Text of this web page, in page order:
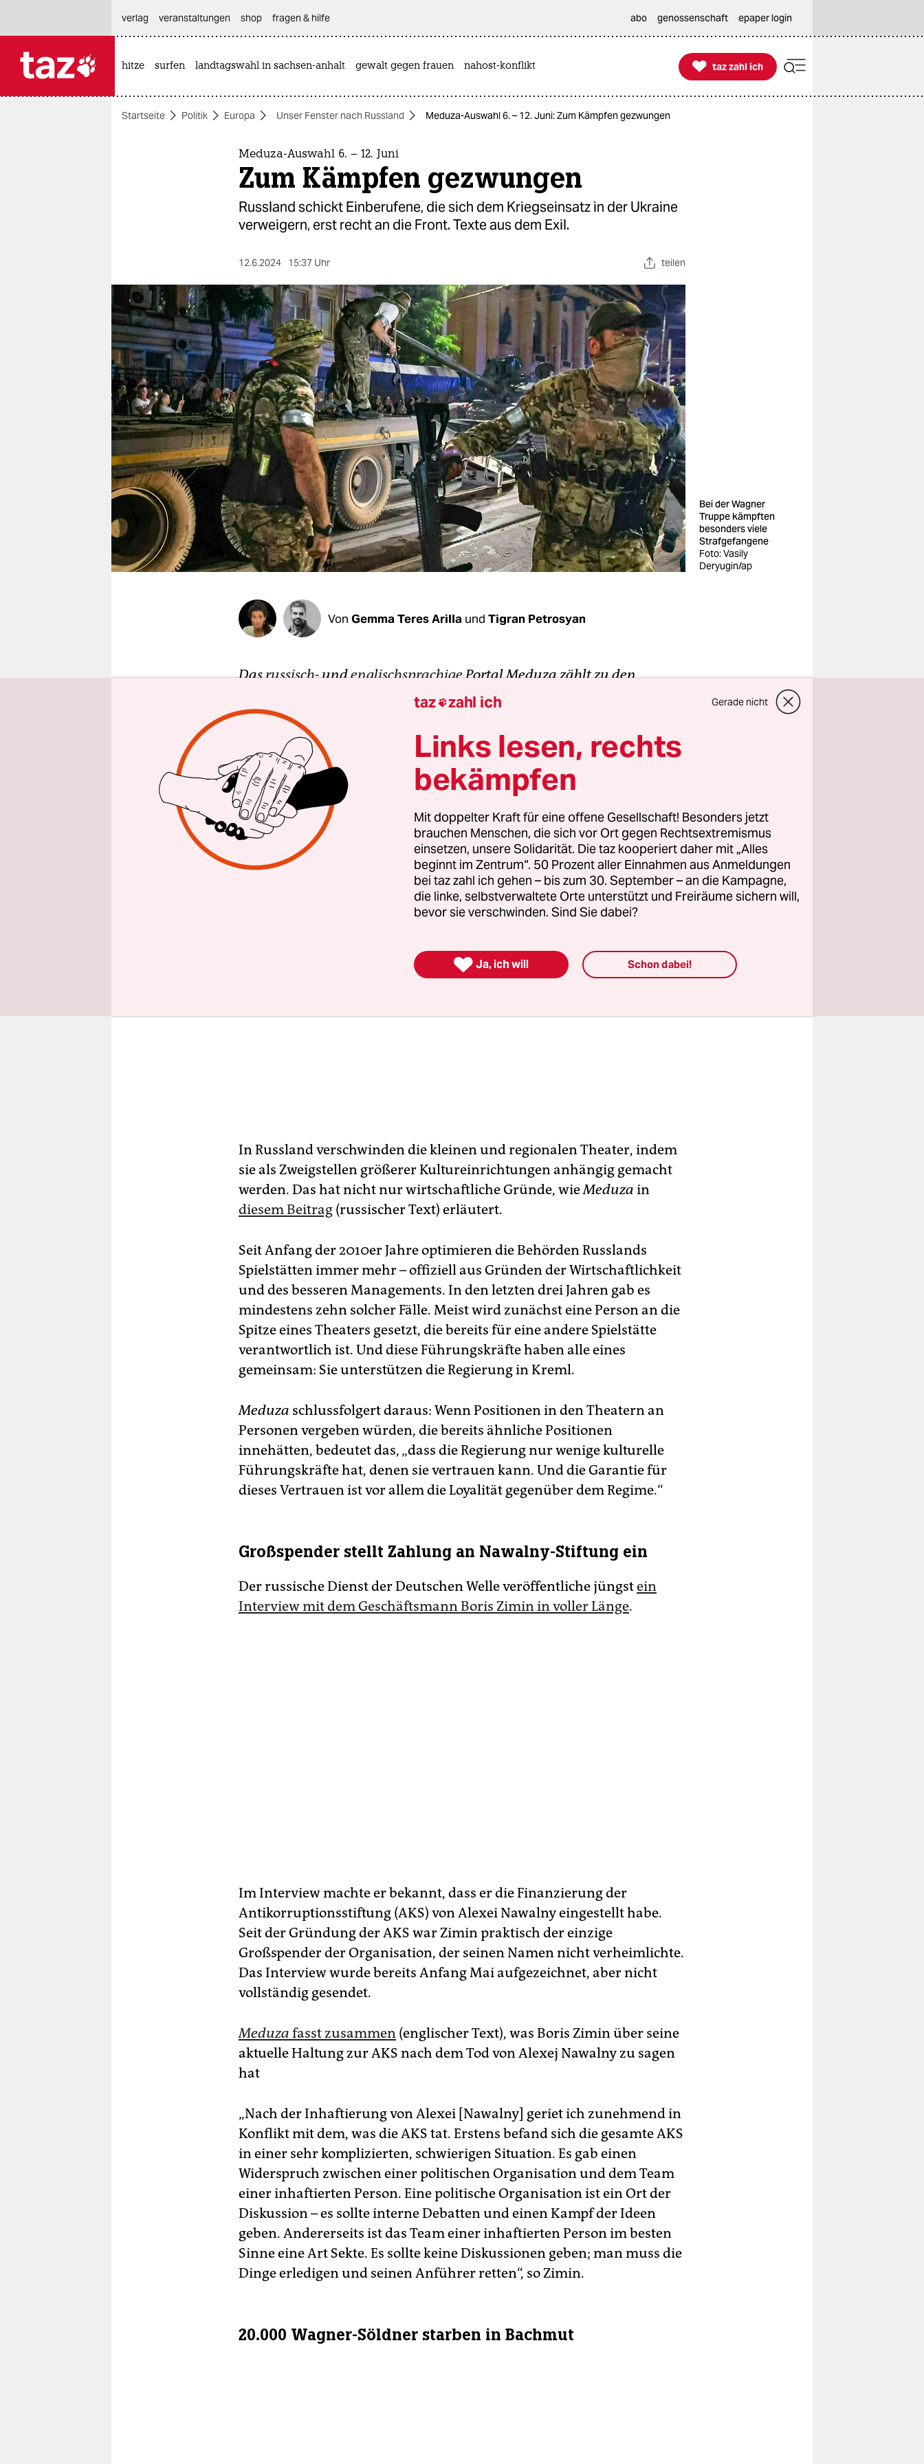
themen
berlin
nord
wahrheit
verlag
verlag
veranstaltungen
shop
fragen & hilfe
unterstützen
abo
verlag
veranstaltungen shop fragen & hilfe abo genossenschaft epaper login
hitze surfen landtagswahl in sachsen-anhalt gewalt gegen frauen nahost-konflikt 
taz zahl ich
taz zahl ich
Startseite Politik Europa Unser Fenster nach Russland Meduza-Auswahl 6. – 12. Juni: Zum Kämpfen gezwungen
Meduza-Auswahl 6. – 12. Juni
Zum Kämpfen gezwungen
Russland schickt Einberufene, die sich dem Kriegseinsatz in der Ukraine
verweigern, erst recht an die Front. Texte aus dem Exil.
12.6.2024 15:37 Uhr teilen
Bei der Wagner
Truppe kämpften
besonders viele
Strafgefangene
Foto: Vasily
Deryugin/ap
Von Gemma Teres Arilla und Tigran Petrosyan
Dasrussisch- undenglischsprachigePortal Meduza zählt zu den
wichtigsten unabhängigen russischen Medien.
Meduza in Russland komplett verboten
seine Stimme gegen den Krieg – aus dem Exil. Die taz präsentiert seit 1.
März 2023 unter
taz.de/meduzaimmer mittwochs in einer
wöchentlichen Auswahl, worüber Meduza aktuell berichtet. Das Projekt
wird von der
taz Panter Stiftunggefördert.In der Woche vom 6. bis zum
12. Juni 2024
berichtete Meduzaunter anderem über folgende Themen:
Wie Moskau Russlands Theater kremlkonform macht
In Russland verschwinden die kleinen und regionalen Theater, indem
sie als Zweigstellen größerer Kultureinrichtungen anhängig gemacht
werden. Das hat nicht nur wirtschaftliche Gründe, wieMeduza in
diesem Beitrag (russischer Text) erläutert.
Seit Anfang der 2010er Jahre optimieren die Behörden Russlands
Spielstätten immer mehr – offiziell aus Gründen der Wirtschaftlichkeit
und des besseren Managements. In den letzten drei Jahren gab es
mindestens zehn solcher Fälle. Meist wird zunächst eine Person an die
Spitze eines Theaters gesetzt, die bereits für eine andere Spielstätte
verantwortlich ist. Und diese Führungskräfte haben alle eines
gemeinsam: Sie unterstützen die Regierung in Kreml.
Meduza schlussfolgert daraus: Wenn Positionen in den Theatern an
Personen vergeben würden, die bereits ähnliche Positionen
innehätten, bedeutet das, „dass die Regierung nur wenige kulturelle
Führungskräfte hat, denen sie vertrauen kann. Und die Garantie für
dieses Vertrauen ist vor allem die Loyalität gegenüber dem Regime.“
Großspender stellt Zahlung an Nawalny-Stiftung ein
Der russische Dienst der Deutschen Welle veröffentliche jüngstein
Interview mit dem Geschäftsmann Boris Zimin in voller Länge.
Im Interview machte er bekannt, dass er die Finanzierung der
Antikorruptionsstiftung (AKS) von Alexei Nawalny eingestellt habe.
Seit der Gründung der AKS war Zimin praktisch der einzige
Großspender der Organisation, der seinen Namen nicht verheimlichte.
Das Interview wurde bereits Anfang Mai aufgezeichnet, aber nicht
vollständig gesendet.
Meduza fasst zusammen (englischer Text), was Boris Zimin über seine
aktuelle Haltung zur AKS nach dem Tod von Alexej Nawalny zu sagen
hat
„Nach der Inhaftierung von Alexei [Nawalny] geriet ich zunehmend in
Konflikt mit dem, was die AKS tat. Erstens befand sich die gesamte AKS
in einer sehr komplizierten, schwierigen Situation. Es gab einen
Widerspruch zwischen einer politischen Organisation und dem Team
einer inhaftierten Person. Eine politische Organisation ist ein Ort der
Diskussion – es sollte interne Debatten und einen Kampf der Ideen
geben. Andererseits ist das Team einer inhaftierten Person im besten
Sinne eine Art Sekte. Es sollte keine Diskussionen geben; man muss die
Dinge erledigen und seinen Anführer retten“, so Zimin.
20.000 Wagner-Söldner starben in Bachmut
taz zahl ich Gerade nicht
Links lesen, rechts
bekämpfen
Mit doppelter Kraft für eine offene Gesellschaft! Besonders jetzt
brauchen Menschen, die sich vor Ort gegen Rechtsextremismus
einsetzen, unsere Solidarität. Die taz kooperiert daher mit „Alles
beginnt im Zentrum“. 50 Prozent aller Einnahmen aus Anmeldungen
bei taz zahl ich gehen – bis zum 30. September – an die Kampagne,
die linke, selbstverwaltete Orte unterstützt und Freiräume sichern will,
bevor sie verschwinden. Sind Sie dabei?
 Ja, ich will Schon dabei!